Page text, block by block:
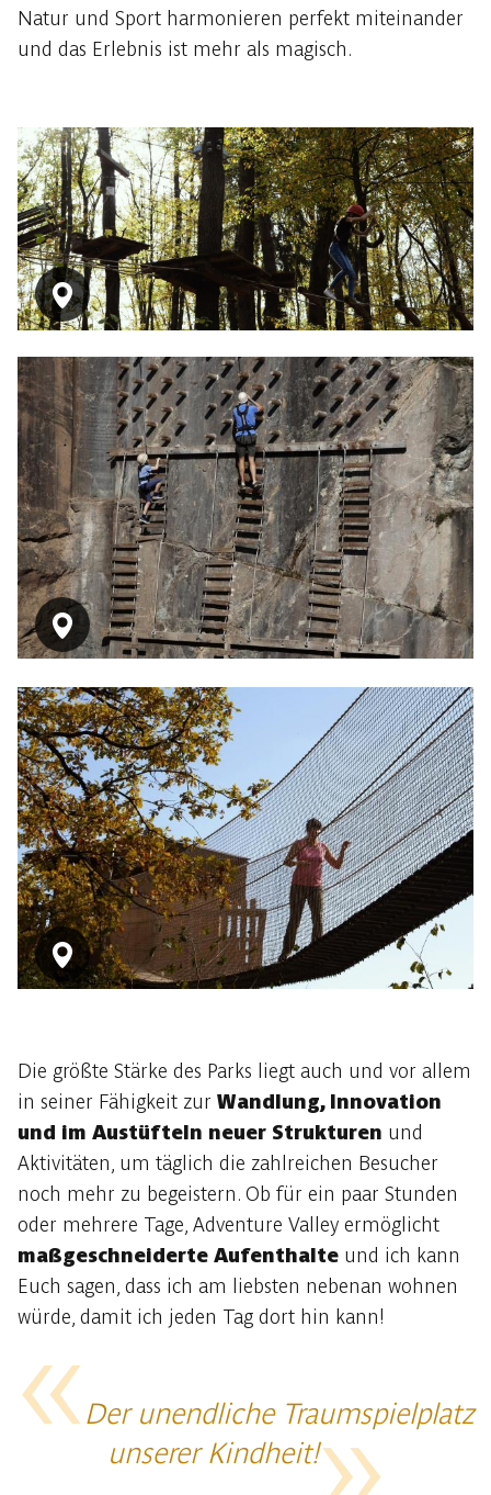
Natur und Sport harmonieren perfekt miteinander
und das Erlebnis ist mehr als magisch.
Die größte Stärke des Parks liegt auch und vor allem
in seiner Fähigkeit zur Wandlung, Innovation
und im Austüfteln neuer Strukturen und
Aktivitäten, um täglich die zahlreichen Besucher
noch mehr zu begeistern. Ob für ein paar Stunden
oder mehrere Tage, Adventure Valley ermöglicht
maßgeschneiderte Aufenthalte und ich kann
Euch sagen, dass ich am liebsten nebenan wohnen
würde, damit ich jeden Tag dort hin kann!
Der unendliche Traumspielplatz
unserer Kindheit!